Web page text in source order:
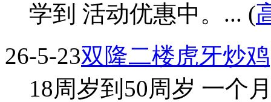
学到 活动优惠中。... (
26-5-23双隆二楼虎牙炒鸡
18周岁到50周岁 一个